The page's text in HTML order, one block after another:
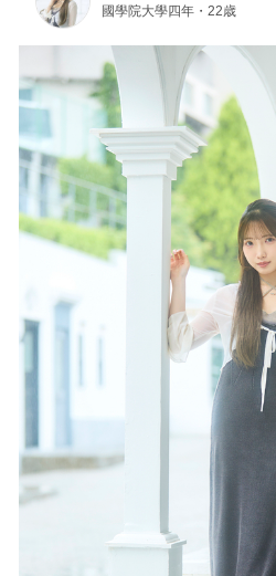
國學院大學四年・22歳